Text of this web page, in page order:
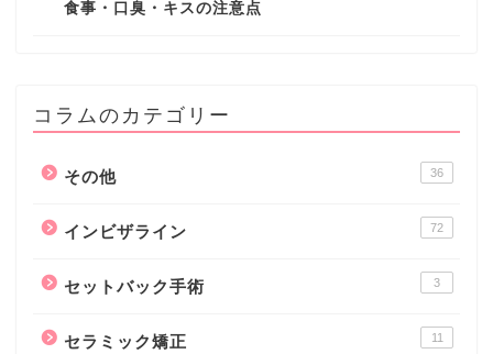
食事・口臭・キスの注意点
コラムのカテゴリー
その他 36
インビザライン 72
セットバック手術 3
セラミック矯正 11